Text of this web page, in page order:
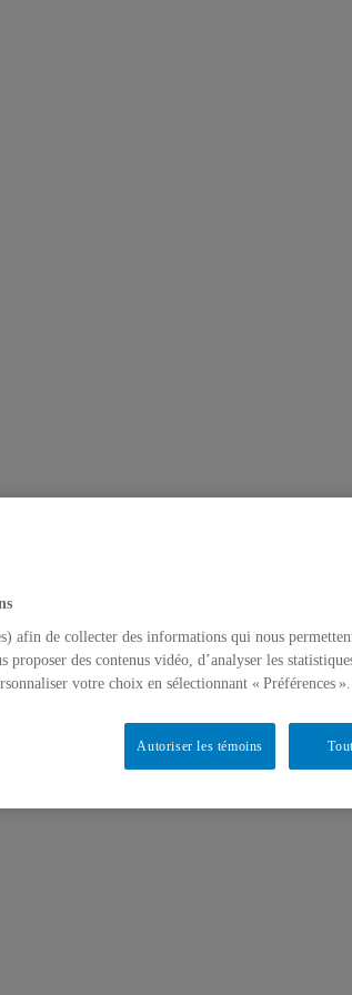
afin de collecter des informations qui nous
proposer des contenus vidéo, d’analyser les
votre choix en sélectionnant « Préférences ».
Autoriser les témoins